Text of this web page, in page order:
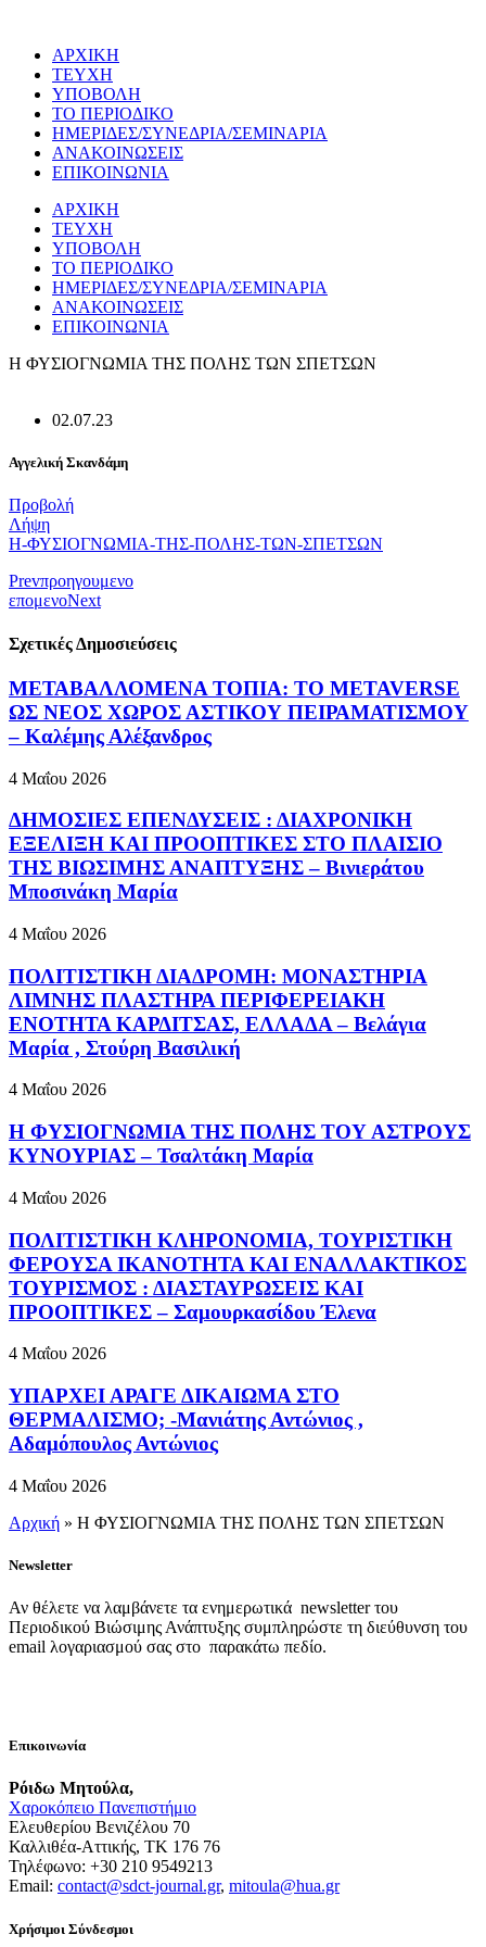
περιεχόμενο
ΑΡΧΙΚΗ
ΤΕΥΧΗ
ΥΠΟΒΟΛΗ
ΤΟ ΠΕΡΙΟΔΙΚΟ
ΗΜΕΡΙΔΕΣ/ΣΥΝΕΔΡΙΑ/ΣΕΜΙΝΑΡΙΑ
ΑΝΑΚΟΙΝΩΣΕΙΣ
ΕΠΙΚΟΙΝΩΝΙΑ
ΑΡΧΙΚΗ
ΤΕΥΧΗ
ΥΠΟΒΟΛΗ
ΤΟ ΠΕΡΙΟΔΙΚΟ
ΗΜΕΡΙΔΕΣ/ΣΥΝΕΔΡΙΑ/ΣΕΜΙΝΑΡΙΑ
ΑΝΑΚΟΙΝΩΣΕΙΣ
ΕΠΙΚΟΙΝΩΝΙΑ
Η ΦΥΣΙΟΓΝΩΜΙΑ ΤΗΣ ΠΟΛΗΣ ΤΩΝ ΣΠΕΤΣΩΝ
02.07.23
Αγγελική Σκανδάμη
Προβολή
Λήψη
Η-ΦΥΣΙΟΓΝΩΜΙΑ-ΤΗΣ-ΠΟΛΗΣ-ΤΩΝ-ΣΠΕΤΣΩΝ
Prevπροηγουμενο
επομενοNext
Σχετικές Δημοσιεύσεις
ΜΕΤΑΒΑΛΛΟΜΕΝΑ ΤΟΠΙΑ: ΤΟ METAVERSE
ΩΣ ΝΕΟΣ ΧΩΡΟΣ ΑΣΤΙΚΟΥ ΠΕΙΡΑΜΑΤΙΣΜΟΥ
– Καλέμης Αλέξανδρος
4 Μαΐου 2026
ΔΗΜΟΣΙΕΣ ΕΠΕΝΔΥΣΕΙΣ : ΔΙΑΧΡΟΝΙΚΗ
ΕΞΕΛΙΞΗ ΚΑΙ ΠΡΟΟΠΤΙΚΕΣ ΣΤΟ ΠΛΑΙΣΙΟ
ΤΗΣ ΒΙΩΣΙΜΗΣ ΑΝΑΠΤΥΞΗΣ – Βινιεράτου
Μποσινάκη Μαρία
4 Μαΐου 2026
ΠΟΛΙΤΙΣΤΙΚΗ ΔΙΑΔΡΟΜΗ: ΜΟΝΑΣΤΗΡΙΑ
ΛΙΜΝΗΣ ΠΛΑΣΤΗΡΑ ΠΕΡΙΦΕΡΕΙΑΚΗ
ΕΝΟΤΗΤΑ ΚΑΡΔΙΤΣΑΣ, ΕΛΛΑΔΑ – Βελάγια
Μαρία , Στούρη Βασιλική
4 Μαΐου 2026
Η ΦΥΣΙΟΓΝΩΜΙΑ ΤΗΣ ΠΟΛΗΣ ΤΟΥ ΑΣΤΡΟΥΣ
ΚΥΝΟΥΡΙΑΣ – Τσαλτάκη Μαρία
4 Μαΐου 2026
ΠΟΛΙΤΙΣΤΙΚΗ ΚΛΗΡΟΝΟΜΙΑ, ΤΟΥΡΙΣΤΙΚΗ
ΦΕΡΟΥΣΑ ΙΚΑΝΟΤΗΤΑ ΚΑΙ ΕΝΑΛΛΑΚΤΙΚΟΣ
ΤΟΥΡΙΣΜΟΣ : ΔΙΑΣΤΑΥΡΩΣΕΙΣ ΚΑΙ
ΠΡΟΟΠΤΙΚΕΣ – Σαμουρκασίδου Έλενα
4 Μαΐου 2026
ΥΠΑΡΧΕΙ ΑΡΑΓΕ ΔΙΚΑΙΩΜΑ ΣΤΟ
ΘΕΡΜΑΛΙΣΜΟ; -Μανιάτης Αντώνιος ,
Αδαμόπουλος Αντώνιος
4 Μαΐου 2026
Αρχική » Η ΦΥΣΙΟΓΝΩΜΙΑ ΤΗΣ ΠΟΛΗΣ ΤΩΝ ΣΠΕΤΣΩΝ
Newsletter
Αν θέλετε να λαμβάνετε τα ενημερωτικά newsletter του
Περιοδικού Βιώσιμης Ανάπτυξης συμπληρώστε τη διεύθυνση του
email λογαριασμού σας στο παρακάτω πεδίο.
Επικοινωνία
Ρόιδω Μητούλα,
Χαροκόπειο Πανεπιστήμιο
Ελευθερίου Βενιζέλου 70
Καλλιθέα-Αττικής, ΤΚ 176 76
Τηλέφωνο: +30 210 9549213
Email: contact@sdct-journal.gr, mitoula@hua.gr
Χρήσιμοι Σύνδεσμοι